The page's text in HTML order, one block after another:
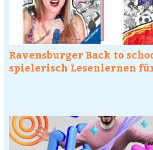
Ravensburger Back to
spielerisch Lesenlernen